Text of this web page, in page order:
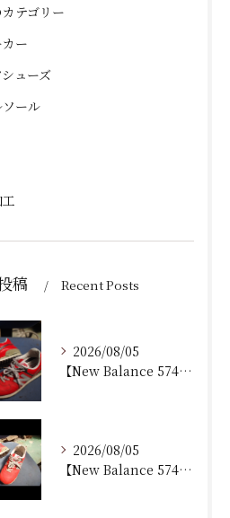
テゴリー
ー
ューズ
ール
稿 Recent Posts
2026/08/05
【New Balance 574 修理｜加水分解したウェッジ...
2026/08/05
【New Balance 574 修理｜ウェッジヒール加水分...